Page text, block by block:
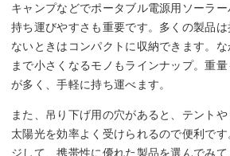
キャンプなどでポータブル電源用ソーラー
持ち運びやすさも重要です。多くの製品
ないときはコンパクトに収納できます。
まで小さくなるモノもラインナップ。重
が多く、手軽に持ち運べます。
また、吊り下げ用の穴があると、テント
太陽光を効率よく受けられるので便利で
ジして、携帯性に優れた製品を選んでみて